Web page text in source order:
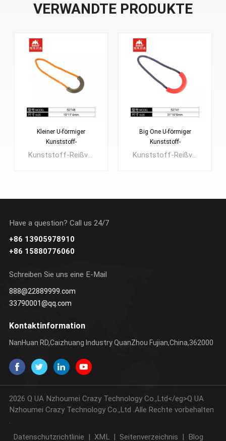
VERWANDTE PRODUKTE
Kleiner U-förmiger
Kunststoff-
Reißverschlusszieher
ERFAHREN SIE
Big One U-förmiger
Kunststoff-
ReißverschlusszieherKunststoff-Reißverschlusszieher können auch mit einem Metallreißverschluss verwendet werden. Die Länge des Kabels kann individuell angepasst werden. Auch wenn Sie ein neues Design und eine große Menge haben, können wir Ihnen eine kostenlose Form bauen.Verwendung: Rucksackschnalle, Outdoor-Ausrüstung, Gurthalter, Gurtbandhalter usw.
Have a question? Call us 24/7
+86 13905978910
+86 15880776060
Schreiben Sie uns eine E-Mail
888@22889999.com
33790001@qq.com
Kontaktinformation
NanHuan RD,Caizhuang Industry QuanZhou Fujian,China,362000
2026 Q UA Nzhoumei Crazy Technology Co.,Ltd</eg>Q UA
Nzhoumei Crazy Technology Co.,Ltd .Alle Rechte vorbehalten
Datenschutzrichtlinie | XML | Seitenverzeichnis | Blog